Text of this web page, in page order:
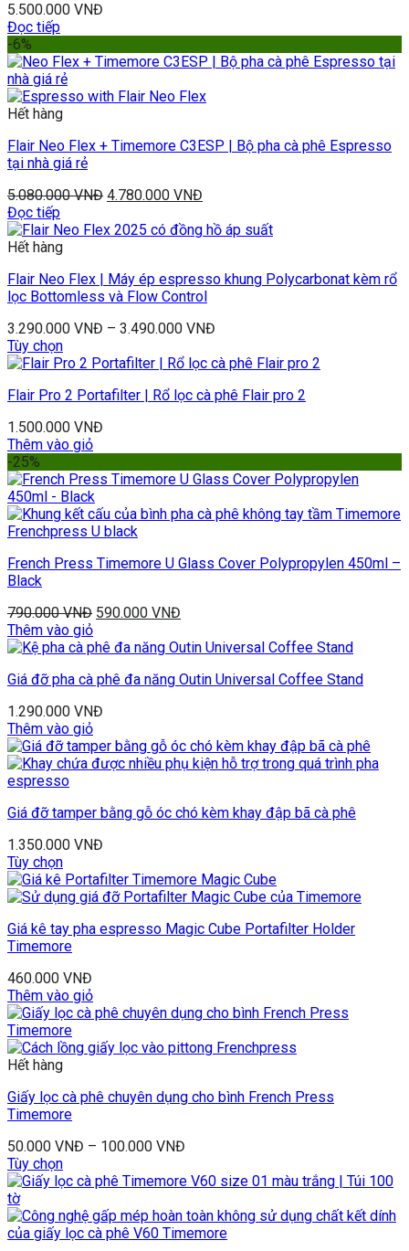
5.500.000 VNĐ
Đọc tiếp
-6%
Hết hàng
Flair Neo Flex + Timemore C3ESP | Bộ pha cà phê Espresso
tại nhà giá rẻ
5.080.000VNĐ 4.780.000 VNĐ
Đọc tiếp
Hết hàng
Flair Neo Flex | Máy ép espresso khung Polycarbonat kèm rổ
lọc Bottomless và Flow Control
3.290.000 VNĐ – 3.490.000 VNĐ
Tùy chọn
Flair Pro 2 Portafilter | Rổ lọc cà phê Flair pro 2
1.500.000 VNĐ
Thêm vào giỏ
-25%
French Press Timemore U Glass Cover Polypropylen 450ml –
Black
790.000VNĐ 590.000 VNĐ
Thêm vào giỏ
Giá đỡ pha cà phê đa năng Outin Universal Coffee Stand
1.290.000 VNĐ
Thêm vào giỏ
Giá đỡ tamper bằng gỗ óc chó kèm khay đập bã cà phê
1.350.000 VNĐ
Tùy chọn
Giá kê tay pha espresso Magic Cube Portafilter Holder
Timemore
460.000 VNĐ
Thêm vào giỏ
Hết hàng
Giấy lọc cà phê chuyên dụng cho bình French Press
Timemore
50.000 VNĐ – 100.000 VNĐ
Tùy chọn